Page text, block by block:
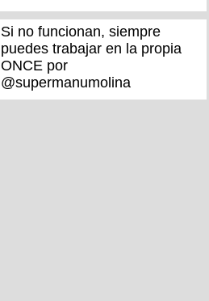
Si no funcionan, siempre
puedes trabajar en la propia
ONCE por
@supermanumolina